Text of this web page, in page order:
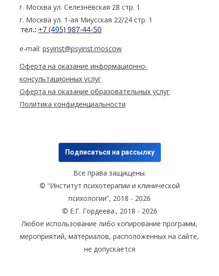
г. Москва ул. Селезнёвская 28 стр. 1
г. Москва ул. 1-ая Миусская 22/24 стр. 1
e-mail: psyinst@psyinst.moscow
Оферта на оказание информационно-
консультационных услуг
Оферта на оказание образовательных услуг
Политика конфиденциальности
Подписаться на рассылку
Все права защищены.
© “Институт психотерапии и клинической
психологии”, 2018 - 2026
© Е.Г. Гордеева., 2018 - 2026
Любое использование либо копирование программ,
мероприятий, материалов, расположенных на сайте,
не допускается